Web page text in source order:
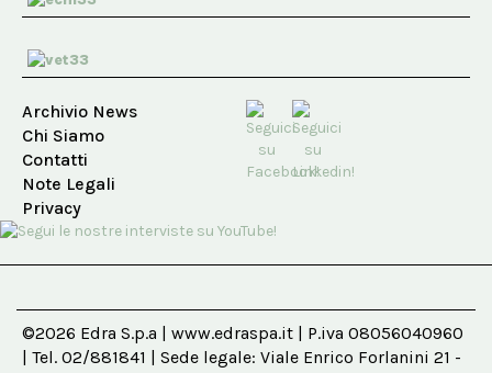
Archivio News
Chi Siamo
Contatti
Note Legali
Privacy
©2026 Edra S.p.a | www.edraspa.it | P.iva 08056040960
| Tel. 02/881841 | Sede legale: Viale Enrico Forlanini 21 -